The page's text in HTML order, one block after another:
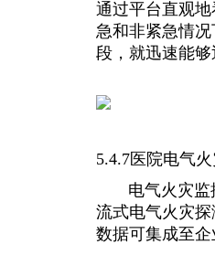
通过平台直观
急和非紧急情
段，就迅速能
5.4.7医院电气
电气火灾监控
流式电气火灾
数据可集成至